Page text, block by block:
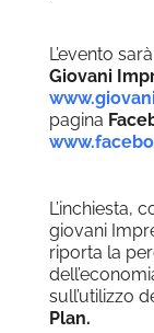
L’evento
Giovani
pagina
L’inchiesta,
giovani
riporta la
sull’utilizzo
Plan.